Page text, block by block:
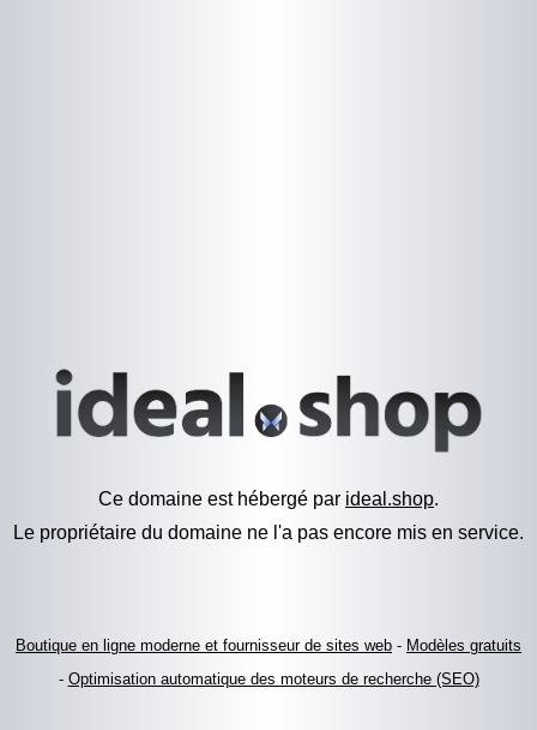
Ce domaine est hébergé par ideal.shop.
Le propriétaire du domaine ne l'a pas encore mis en service.
Boutique en ligne moderne et fournisseur de sites web - Modèles gratuits
- Optimisation automatique des moteurs de recherche (SEO)